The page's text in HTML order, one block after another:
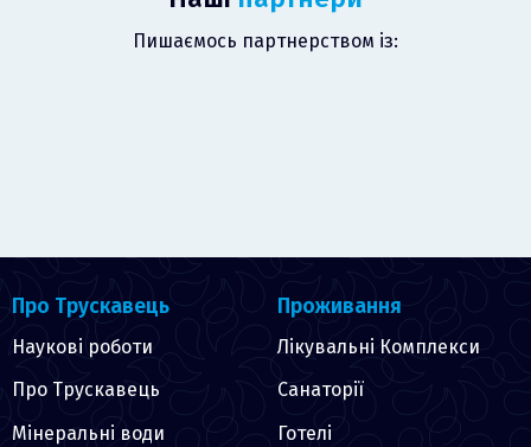
Пишаємось партнерством із:
Про Трускавець
Наукові роботи
Про Трускавець
Мінеральні води
Проживання
Лікувальні Комплекси
Санаторії
Готелі